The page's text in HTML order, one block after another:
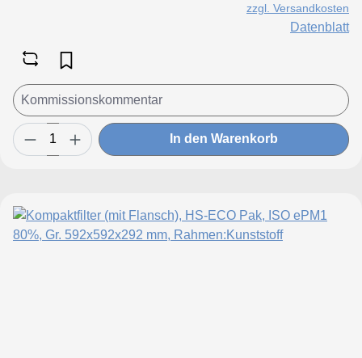
zzgl. Versandkosten
Datenblatt
In den Warenkorb